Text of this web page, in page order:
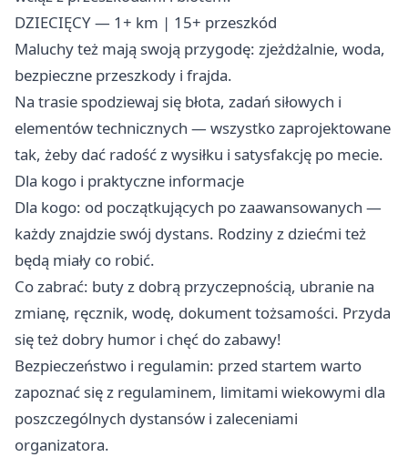
DZIECIĘCY — 1+ km | 15+ przeszkód
Maluchy też mają swoją przygodę: zjeżdżalnie, woda,
bezpieczne przeszkody i frajda.
Na trasie spodziewaj się błota, zadań siłowych i
elementów technicznych — wszystko zaprojektowane
tak, żeby dać radość z wysiłku i satysfakcję po mecie.
Dla kogo i praktyczne informacje
Dla kogo: od początkujących po zaawansowanych —
każdy znajdzie swój dystans. Rodziny z dziećmi też
będą miały co robić.
Co zabrać: buty z dobrą przyczepnością, ubranie na
zmianę, ręcznik, wodę, dokument tożsamości. Przyda
się też dobry humor i chęć do zabawy!
Bezpieczeństwo i regulamin: przed startem warto
zapoznać się z regulaminem, limitami wiekowymi dla
poszczególnych dystansów i zaleceniami
organizatora.